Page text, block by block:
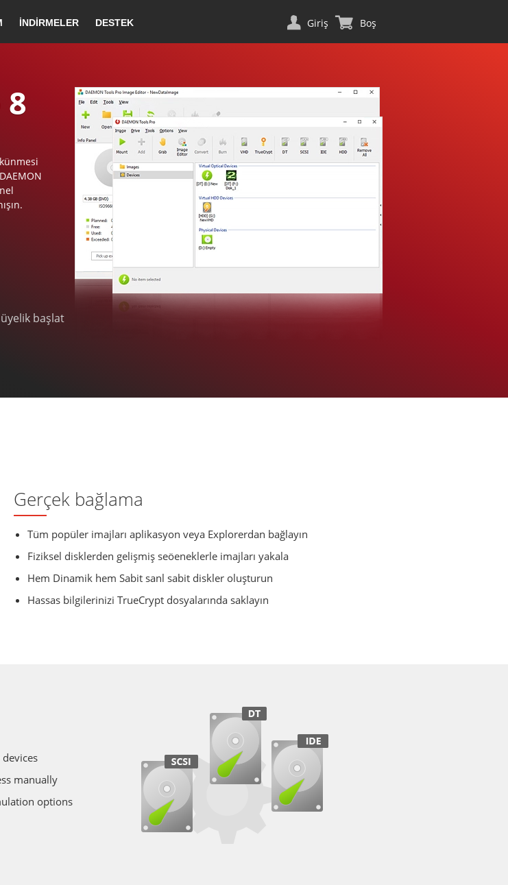
İNDIRMELER DESTEK Boş
Giriş
başlat
Gerçek bağlama
Tüm popüler imajları aplikasyon veya Explorerdan bağlayın
Fiziksel disklerden gelişmiş seöeneklerle imajları yakala
Hem Dinamik hem Sabit sanl sabit diskler oluşturun
Hassas bilgilerinizi TrueCrypt dosyalarında saklayın
manually
options
Üyelik planınızı seçin